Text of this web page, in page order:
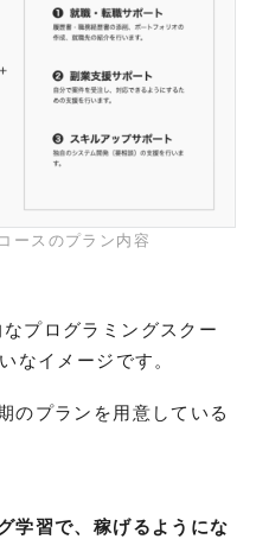
ースのプラン内容
プログラミングスクー
なイメージです。
のプランを用意している
学習で、稼げるようにな